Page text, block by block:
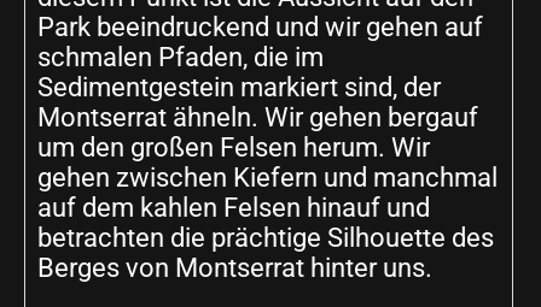
Park beeindruckend und wir gehen auf
schmalen Pfaden, die im
Sedimentgestein markiert sind, der
Montserrat ähneln. Wir gehen bergauf
um den großen Felsen herum. Wir
gehen zwischen Kiefern und manchmal
auf dem kahlen Felsen hinauf und
betrachten die prächtige Silhouette des
Berges von Montserrat hinter uns.